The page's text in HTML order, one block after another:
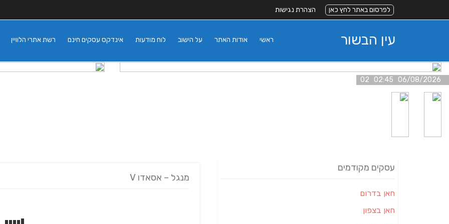
לפרסום באתר לחץ כאן הצהרת נגישות
עין הבשור רשת אתרי הלוויין אינדקס עסקים חינם לוח מודעות על הישוב אודות האתר ראשי
06/08/2026 02:45 02
מנגל – אסאדו V
עסקים מקודמים
חאן בדרום
חאן בצפון